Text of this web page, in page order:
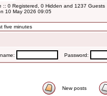
:: 0 Registered, 0 Hidden and 1237
10 May 2026 09:05
five minutes
Password:
New posts